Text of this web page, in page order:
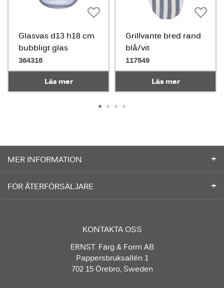
Glasvas d13 h18 cm
bubbligt glas
364316
Läs mer
Grillvante bred rand
blå/vit
117549
Läs mer
MER INFORMATION
FÖR ÅTERFÖRSÄLJARE
KONTAKTA OSS
ERNST. Färg & Form AB
Pappersbruksallén 1
702 15 Örebro, Sweden